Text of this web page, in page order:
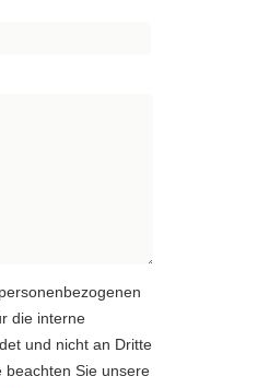
die interne
und nicht an Dritte
beachten Sie unsere